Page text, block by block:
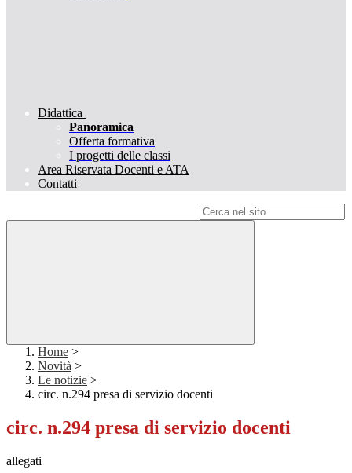
Didattica
Panoramica
Offerta formativa
I progetti delle classi
Area Riservata Docenti e ATA
Contatti
Home >
Novità >
Le notizie >
circ. n.294 presa di servizio docenti
circ. n.294 presa di servizio docenti
allegati